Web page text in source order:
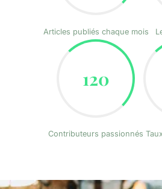
Articles publiés chaque mois
120
Contributeurs passionnés